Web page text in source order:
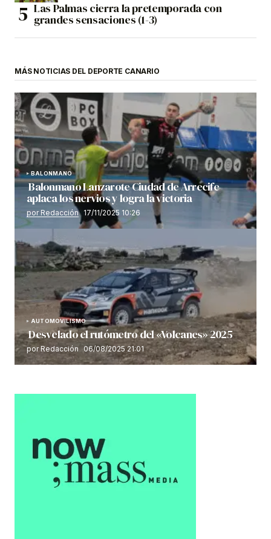
Las Palmas cierra la pretemporada con
grandes sensaciones (1-3)
MÁS NOTICIAS DEL DEPORTE CANARIO
BALONMANO
Balonmano Lanzarote Ciudad de Arrecife
aplaca los nervios y logra la victoria
por Redacción 17/11/2025 10:26
AUTOMOVILISMO
Desvelado el rutómetro del «Volcanes» 2025
por Redacción 06/08/2025 21:01